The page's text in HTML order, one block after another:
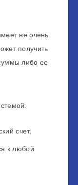
не очень
получить
либо ее
счет;
к любой